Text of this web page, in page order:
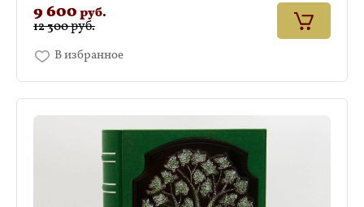
9 600руб.
12 300руб.
В избранное